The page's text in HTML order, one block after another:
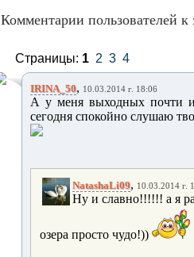
Комментарии пользователей к
Страницы: 1 2 3 4
IRINA_50, 10.03.2014 г. 18:06
А у меня выходных почти и
сегодня спокойно слушаю
NatashaLi09, 10.03.2014 г.
Ну и славно!!!!!! а я
озера просто чудо!))